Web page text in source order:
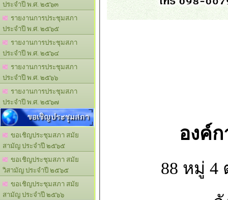
ประจำปี พ.ศ. ๒๕๖๓
รายงานการประชุมสภา
ประจำปี พ.ศ. ๒๕๖๕
รายงานการประชุมสภา
ประจำปี พ.ศ. ๒๕๖๔
รายงานการประชุมสภา
ประจำปี พ.ศ. ๒๕๖๖
รายงานการประชุมสภา
ประจำปี พ.ศ. ๒๕๖๗
ขอเชิญประชุมสภา
ขอเชิญประชุมสภา สมัย
สามัญ ประจำปี ๒๕๖๕
ขอเชิญประชุมสภา สมัย
วิสามัญ ประจำปี ๒๕๖๕
ขอเชิญประชุมสภา สมัย
สามัญ ประจำปี ๒๕๖๖
องค์
88 หมู่ 4